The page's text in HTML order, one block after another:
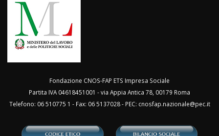
Fondazione CNOS-FAP ETS Impresa Sociale
Partita IVA 04618451001 - via Appia Antica 78, 00179 Roma
Telefono: 06 510775 1 - Fax: 06 5137028 - PEC: cnosfap.nazionale@pec.it